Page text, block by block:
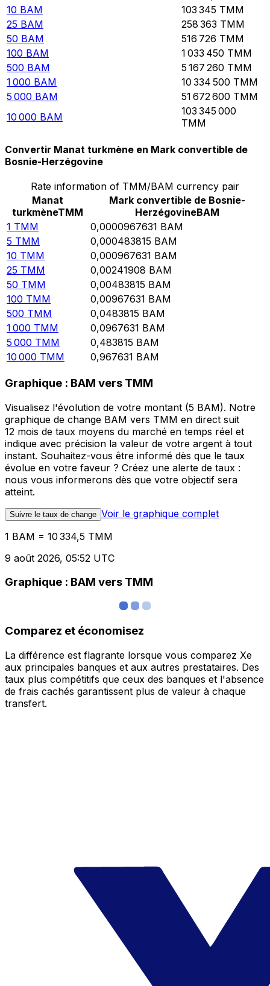
10 BAM 103 345 TMM
25 BAM 258 363 TMM
50 BAM 516 726 TMM
100 BAM 1 033 450 TMM
500 BAM 5 167 260 TMM
1 000 BAM 10 334 500 TMM
5 000 BAM 51 672 600 TMM
10 000 BAM
103 345 000
TMM
Convertir Manat turkmène en Mark convertible de
Bosnie-Herzégovine
Rate information of TMM/BAM currency pair
Manat
turkmèneTMM
Mark convertible de Bosnie-
HerzégovineBAM
1 TMM 0,0000967631 BAM
5 TMM 0,000483815 BAM
10 TMM 0,000967631 BAM
25 TMM 0,00241908 BAM
50 TMM 0,00483815 BAM
100 TMM 0,00967631 BAM
500 TMM 0,0483815 BAM
1 000 TMM 0,0967631 BAM
5 000 TMM 0,483815 BAM
10 000 TMM 0,967631 BAM
Graphique : BAM vers TMM
Visualisez l'évolution de votre montant (5 BAM). Notre
graphique de change BAM vers TMM en direct suit
12 mois de taux moyens du marché en temps réel et
indique avec précision la valeur de votre argent à tout
instant. Souhaitez-vous être informé dès que le taux
évolue en votre faveur ? Créez une alerte de taux :
nous vous informerons dès que votre objectif sera
atteint.
Suivre le taux de change Voir le graphique complet
1 BAM = 10 334,5 TMM
9 août 2026, 05:52 UTC
Graphique : BAM vers TMM
Comparez et économisez
La différence est flagrante lorsque vous comparez Xe
aux principales banques et aux autres prestataires. Des
taux plus compétitifs que ceux des banques et l'absence
de frais cachés garantissent plus de valeur à chaque
transfert.